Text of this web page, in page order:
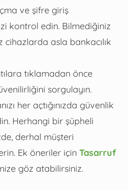
ve şifre giriş
kontrol edin. Bilmediğiniz
asla bankacılık
tıklamadan önce
sorgulayın.
her açtığınızda güvenlik
Herhangi bir şüpheli
derhal müşteri
Ek öneriler için Tasarruf
göz atabilirsiniz.